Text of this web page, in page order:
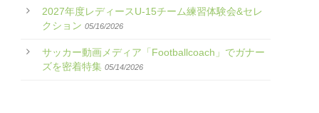
2027年度レディースU-15チーム練習体験会&セレ
クション 05/16/2026
サッカー動画メディア「Footballcoach」でガナー
ズを密着特集 05/14/2026